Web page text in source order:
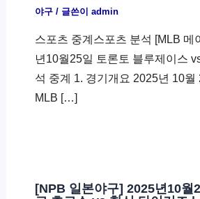
야구/ 글쓴이 admin
스포츠 중계스포츠 분석 [MLB 메
년10월25일 토론토 블루제이스
석 중계 1. 경기개요 2025년 10월
MLB […]
[NPB 일본야구] 2025년10월